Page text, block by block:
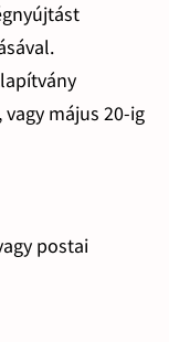
május 20-ig
postai